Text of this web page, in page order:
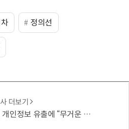
정의선
더보기
출에 “무거운 책임 통감…쇄신 협조할 것”